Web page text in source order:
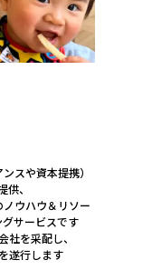
スや資本提携）
、
ウハウ＆リソー
サービスです
を采配し、
遂行します